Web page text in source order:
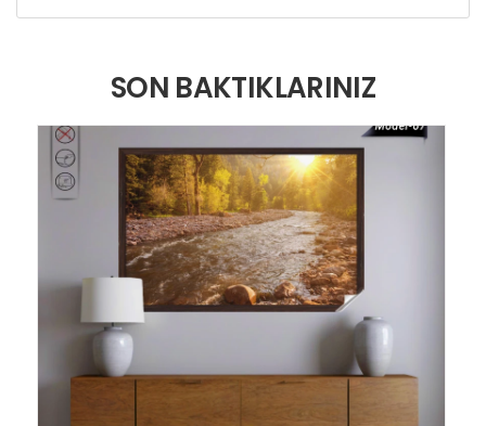
SON BAKTIKLARINIZ